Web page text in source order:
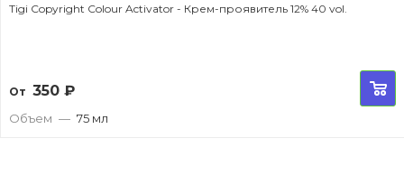
Tigi Copyright Colour Activator - Крем-проявитель 12% 40 vol.
От 350 ₽
Объем — 75 мл